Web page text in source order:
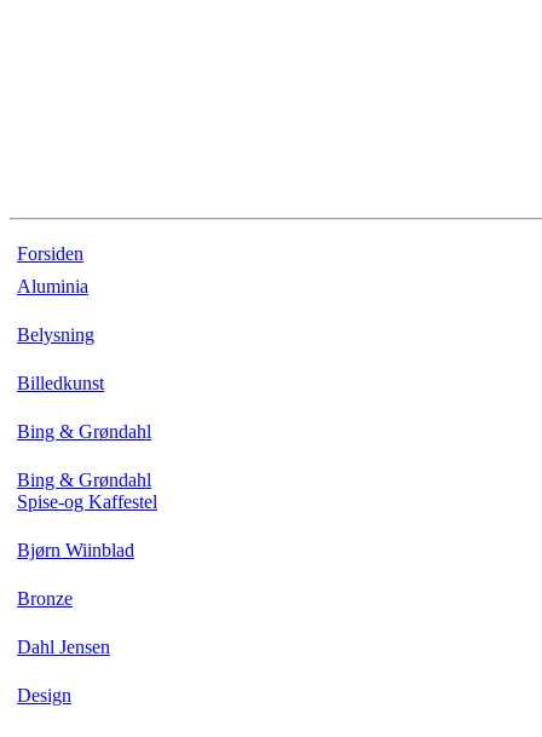
Forsiden
Aluminia
Belysning
Billedkunst
Bing & Grøndahl
Bing & Grøndahl
Spise-og Kaffestel
Bjørn Wiinblad
Bronze
Dahl Jensen
Design